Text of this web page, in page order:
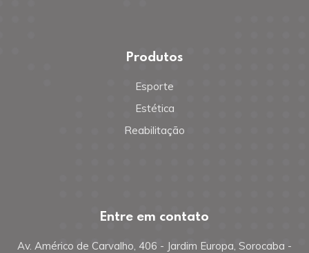
Produtos
Esporte
Estética
Reabilitação
Entre em contato
Av. Américo de Carvalho, 406 - Jardim Europa, Sorocaba -